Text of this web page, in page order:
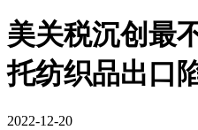
美关税沉创最
托纺织品出口
2022-12-20